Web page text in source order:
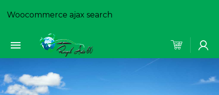
Woocommerce ajax search